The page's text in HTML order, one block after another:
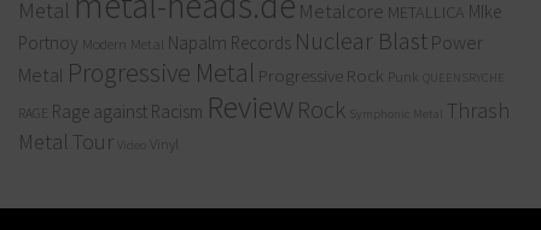
Metal Metalcore METALLICA MIke
Portnoy Modern Metal Napalm Records Nuclear Blast Power
Metal Progressive Metal Progressive Rock Punk QUEENSRYCHE
RAGE Rage against Racism Review Rock Symphonic Metal
Thrash
Metal Tour Video Vinyl